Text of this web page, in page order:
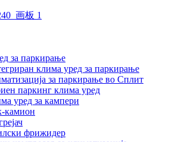
за паркирање
клима уред за паркирање
за паркирање во Сплит
паркинг клима уред
уред за кампери
камион
фрижидер